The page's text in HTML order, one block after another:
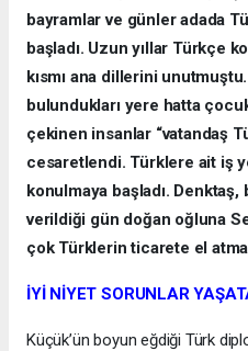
bayramlar ve günler adada
başladı. Uzun yıllar Türkçe
kısmı ana dillerini
bulundukları yere hatta
çekinen insanlar “vatandaş
cesaretlendi. Türklere ait iş
konulmaya başladı. Denktaş,
verildiği gün doğan oğluna
çok Türklerin ticarete el
İYİ NİYET SORUNLAR
Küçük’ün boyun eğdiği Türk